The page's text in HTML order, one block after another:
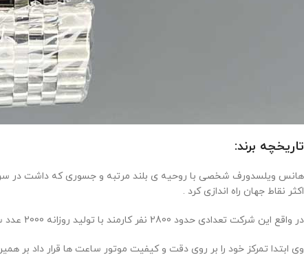
تاریخچه برند:
اکثر نقاط جهان راه اندازی کرد .
در واقع این شرکت تعدادی حدود 2800 نفر کارمند با تولید روزانه 2000 عدد ساعت مچی را دارا میباشد .
وی ابتدا تمرکز خود را بر روی دقت و کیفیت موتور ساعت ها قرار داد بر همین اساس در سال 1910 گواهینامه ی دقت